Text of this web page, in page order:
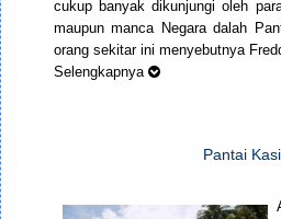
cukup banyak dikunjungi oleh
maupun manca Negara dalah
orang sekitar ini menyebutnya
Selengkapnya
Pantai